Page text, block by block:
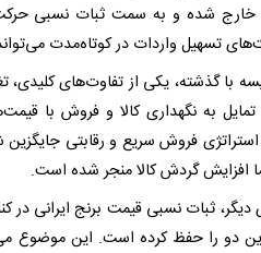
خارج شده و به سمت ثبات نسبی
تسهیل واردات در کوتاه‌مدت
با گذشته، یکی از تفاوت‌های کلیدی،
تمایل به نگهداری کالا و فروش با
فروش سریع و رقابتی
افزایش گردش کالا منجر شده است.
ثبات نسبی قیمت برنج ایرانی در
دو را حفظ کرده است. این موضوع